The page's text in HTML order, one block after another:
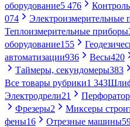
оборудование5 476
074
Электроизмерительные
Теплоизмерительные приборы
оборудование155
автоматизации936 Весы420
Таймеры, секундомеры383
Все товары рубрики1 343
Электродрели21 Перфоратор
Фрезеры2 Миксеры
фены16 Отрезные машины